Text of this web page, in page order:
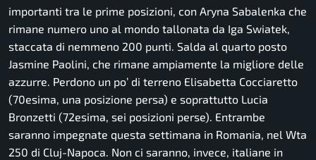
importanti tra le prime posizioni, con Aryna Sabalenka che
rimane numero uno al mondo tallonata da Iga Swiatek,
staccata di nemmeno 200 punti. Salda al quarto posto
Jasmine Paolini, che rimane ampiamente la migliore delle
azzurre. Perdono un po’ di terreno Elisabetta Cocciaretto
(70esima, una posizione persa) e soprattutto Lucia
Bronzetti (72esima, sei posizioni perse). Entrambe
saranno impegnate questa settimana in Romania, nel Wta
250 di Cluj-Napoca. Non ci saranno, invece, italiane in